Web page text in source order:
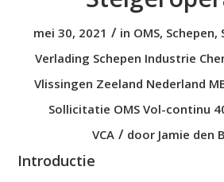
mei 30, 2021 / in OMS, Schepen,
Verlading Schepen Industrie
Vlissingen Zeeland Nederland
Sollicitatie OMS Vol-continu
VCA / door Jamie den
Introductie